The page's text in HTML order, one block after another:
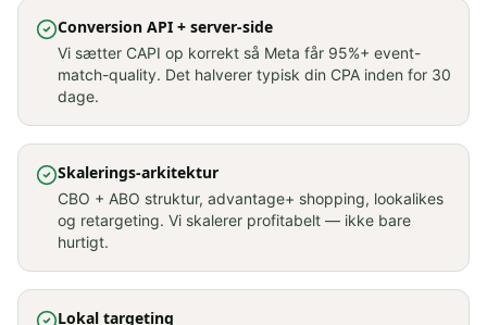
Conversion API + server-side
Vi sætter CAPI op korrekt så Meta får 95%+ event-
match-quality. Det halverer typisk din CPA inden for 30
dage.
Skalerings-arkitektur
CBO + ABO struktur, advantage+ shopping, lookalikes
og retargeting. Vi skalerer profitabelt — ikke bare
hurtigt.
Lokal targeting